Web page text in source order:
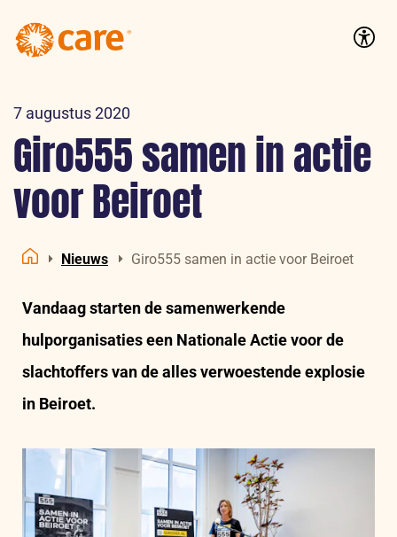
7 augustus 2020
Giro555 samen in actie
voor Beiroet
Nieuws Giro555 samen in actie voor Beiroet
Vandaag starten de samenwerkende
hulporganisaties een Nationale Actie voor de
slachtoffers van de alles verwoestende explosie
in Beiroet.